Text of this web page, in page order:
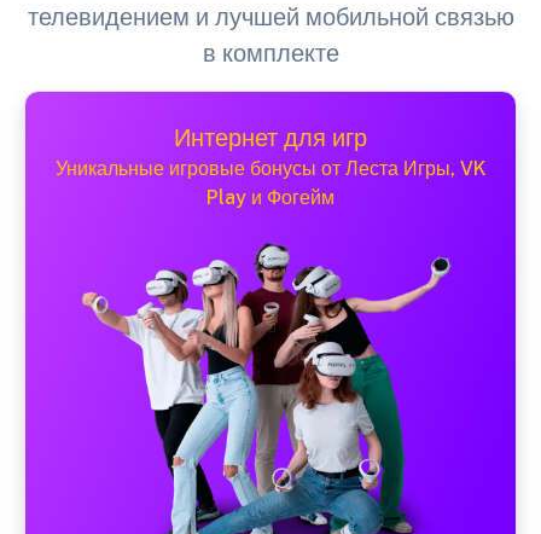
телевидением и лучшей мобильной связью
в комплекте
Интернет для игр
Уникальные игровые бонусы от Леста Игры, VK
Play и Фогейм